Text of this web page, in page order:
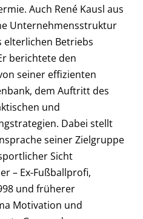
Auch René Kausl aus
Unternehmensstruktur
elterlichen Betriebs
berichtete den
seiner effizienten
dem Auftritt des
und
Dabei stellt
seiner Zielgruppe
Sicht
– Ex-Fußballprofi,
und früherer
Motivation und